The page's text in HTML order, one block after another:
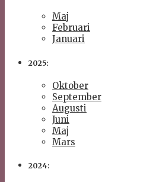
Maj
Februari
Januari
2025:
Oktober
September
Augusti
Juni
Maj
Mars
2024: